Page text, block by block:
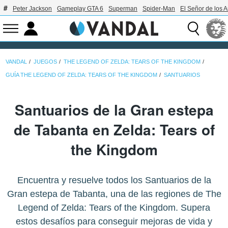
Peter Jackson Gameplay GTA 6 Superman Spider-Man El Señor de los
VANDAL JUEGOS THE LEGEND OF ZELDA: TEARS OF THE KINGDOM
GUÍA THE LEGEND OF ZELDA: TEARS OF THE KINGDOM SANTUARIOS
Santuarios de la Gran estepa
de Tabanta en Zelda: Tears of
the Kingdom
Encuentra y resuelve todos los Santuarios de la
Gran estepa de Tabanta, una de las regiones de The
Legend of Zelda: Tears of the Kingdom. Supera
estos desafíos para conseguir mejoras de vida y